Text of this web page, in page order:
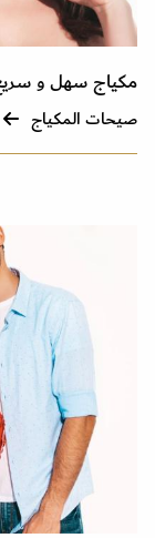
مكياج سهل و
صيحات المكياج